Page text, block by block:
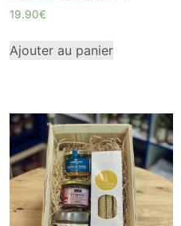
19.90€
Ajouter au panier